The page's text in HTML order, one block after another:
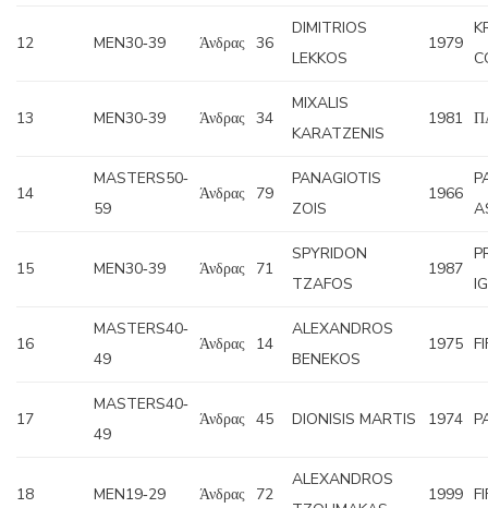
12 MEN30‐39 Άνδρας 36
DIMITRIOS
LEKKOS
1979
13 MEN30‐39 Άνδρας 34
MIXALIS
KARATZENIS
1981
14
MASTERS50‐
59
Άνδρας 79
PANAGIOTIS
ZOIS
1966
15 MEN30‐39 Άνδρας 71
SPYRIDON
TZAFOS
1987
16
MASTERS40‐
49
Άνδρας 14
ALEXANDROS
BENEKOS
1975
17
MASTERS40‐
49
Άνδρας 45 DIONISIS MARTIS 1974
18 MEN19‐29 Άνδρας 72
ALEXANDROS
1999